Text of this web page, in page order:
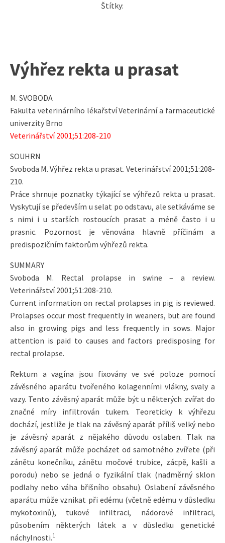
Štítky:
Výhřez rekta u prasat
M. SVOBODA
Fakulta veterinárního lékařství Veterinární a farmaceutické
univerzity Brno
Veterinářství 2001;51:208-210
SOUHRN
Svoboda M. Výhřez rekta u prasat. Veterinářství 2001;51:208-
210.
Práce shrnuje poznatky týkající se výhřezů rekta u prasat.
Vyskytují se především u selat po odstavu, ale setkáváme se
s nimi i u starších rostoucích prasat a méně často i u
prasnic. Pozornost je věnována hlavně příčinám a
predispozičním faktorům výhřezů rekta.
SUMMARY
Svoboda M. Rectal prolapse in swine – a review.
Veterinářství 2001;51:208-210.
Current information on rectal prolapses in pig is reviewed.
Prolapses occur most frequently in weaners, but are found
also in growing pigs and less frequently in sows. Major
attention is paid to causes and factors predisposing for
rectal prolapse.
Rektum a vagína jsou fixovány ve své poloze pomocí
závěsného aparátu tvořeného kolagenními vlákny, svaly a
vazy. Tento závěsný aparát může být u některých zvířat do
značné míry infiltrován tukem. Teoreticky k výhřezu
dochází, jestliže je tlak na závěsný aparát příliš velký nebo
je závěsný aparát z nějakého důvodu oslaben. Tlak na
závěsný aparát může pocházet od samotného zvířete (při
zánětu konečníku, zánětu močové trubice, zácpě, kašli a
porodu) nebo se jedná o fyzikální tlak (nadměrný sklon
podlahy nebo váha břišního obsahu). Oslabení závěsného
aparátu může vznikat při edému (včetně edému v důsledku
mykotoxinů), tukové infiltraci, nádorové infiltraci,
působením některých látek a v důsledku genetické
náchylnosti.1